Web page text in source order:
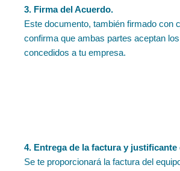
3. Firma del Acuerdo.
Este documento, también firmado con
confirma que ambas partes aceptan
concedidos a tu empresa.
4. Entrega de la factura y justificante
Se te proporcionará la factura del